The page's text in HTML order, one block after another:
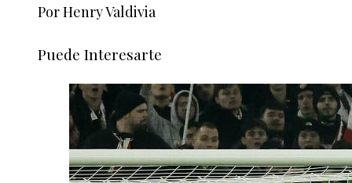
Por Henry Valdivia
Puede Interesarte